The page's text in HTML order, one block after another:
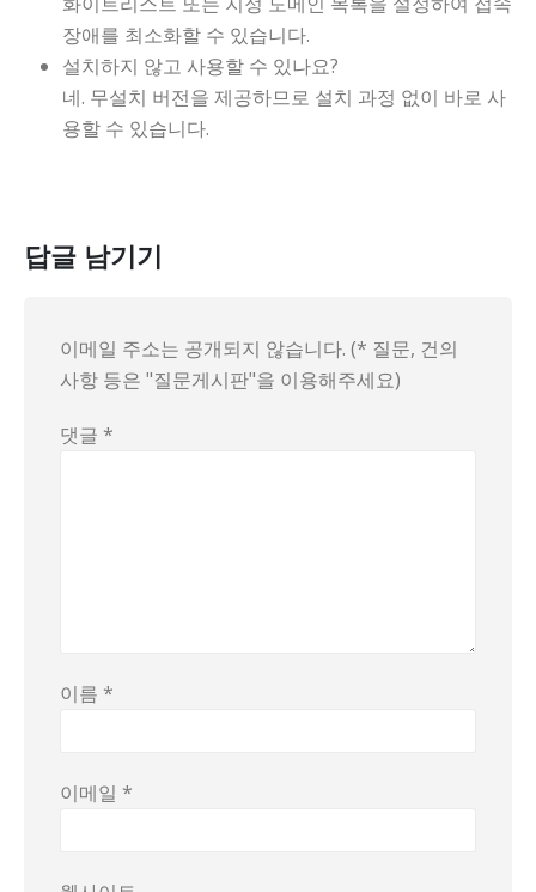
장애를 최소화할 수 있습니다.
설치하지 않고 사용할 수 있나요?
네. 무설치 버전을 제공하므로 설치 과정 없이 바로 사
용할 수 있습니다.
답글 남기기
이메일 주소는 공개되지 않습니다. (* 질문, 건의
사항 등은 "질문게시판"을 이용해주세요)
댓글 *
이름 *
이메일 *